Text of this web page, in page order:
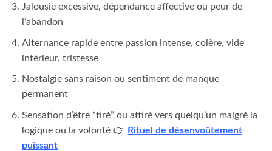
Jalousie excessive, dépendance affective ou peur de
l’abandon
Alternance rapide entre passion intense, colère, vide
intérieur, tristesse
Nostalgie sans raison ou sentiment de manque
permanent
Sensation d’être “tiré” ou attiré vers quelqu’un malgré la
logique ou la volonté 👉 Rituel de désenvoûtement
puissant